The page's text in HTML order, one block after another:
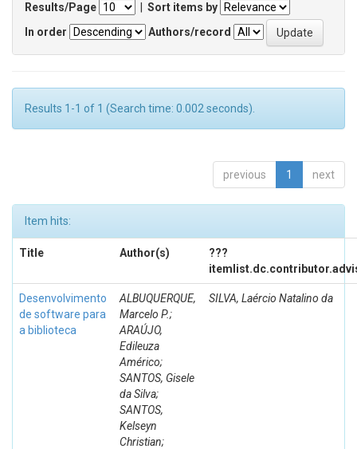
Results/Page
Sort items by
In order
Authors/record
Results 1-1 of 1 (Search time: 0.002 seconds).
previous 1 next
Item hits:
Title Author(s)
???
Desenvolvimento
de software para
a biblioteca
ALBUQUERQUE,
Marcelo P.;
ARAÚJO,
Edileuza
Américo;
SANTOS, Gisele
da Silva;
SANTOS,
Kelseyn
Christian;
SILVA, Laércio Natalino da